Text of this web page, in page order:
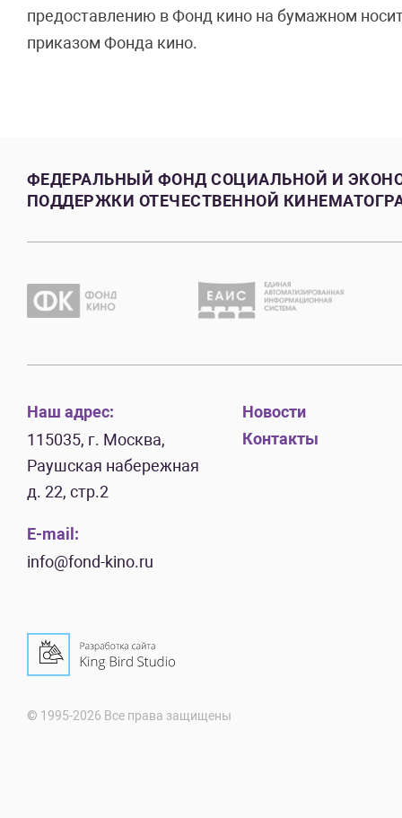
предоставлению в Фонд кино на бумажном
приказом Фонда кино.
ФЕДЕРАЛЬНЫЙ ФОНД СОЦИАЛЬНОЙ И
ПОДДЕРЖКИ ОТЕЧЕСТВЕННОЙ
Наш адрес:
115035, г. Москва,
Раушская набережная
д. 22, стр.2
E-mail:
info@fond-kino.ru
Новости
Контакты
© 1995-2026 Все права защищены